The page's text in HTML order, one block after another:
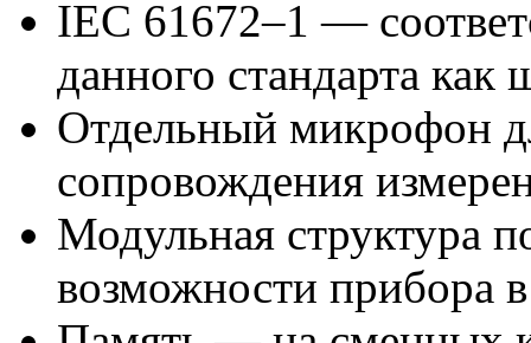
IEC 61672–1 —
данного стандарта
Отдельный микрофон
сопровождения
Модульная структура
возможности прибора